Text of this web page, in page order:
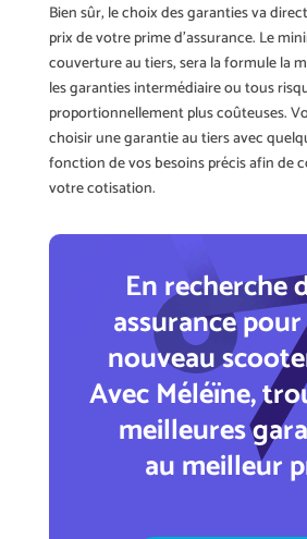
Bien sûr, le choix des garanties va
prix de votre prime d’assurance. Le
couverture au tiers, sera la formule la
les garanties intermédiaire ou tous
proportionnellement plus coûteuses.
choisir une garantie au tiers avec
fonction de vos besoins précis afin de
votre cotisation.
En recherche
assurance
nouveau
Avec Méléïne,
meilleures
au meilleur